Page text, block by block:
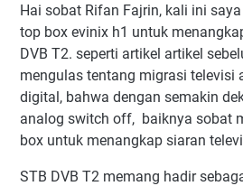
Digital DVBT2
Spesifikasi Set Top Box Evinix H-1
KELENGKAPAN YANG
AKHIR KATA
Hai sobat Rifan Fajrin, kali ini
top box evinix h1 untuk
DVB T2. seperti artikel artikel
mengulas tentang migrasi televisi
digital, bahwa dengan semakin
analog switch off, baiknya sobat
box untuk menangkap siaran
STB DVB T2 memang hadir